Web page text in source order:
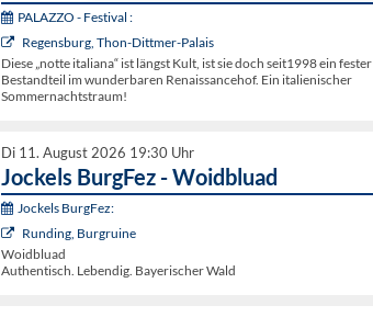
PALAZZO - Festival :
Regensburg, Thon-Dittmer-Palais
Diese „notte italiana“ ist längst Kult, ist sie doch seit1998 ein fester
Bestandteil im wunderbaren Renaissancehof. Ein italienischer
Sommernachtstraum!
Di 11. August 2026 19:30 Uhr
Jockels BurgFez - Woidbluad
Jockels BurgFez:
Runding, Burgruine
Woidbluad
Authentisch. Lebendig. Bayerischer Wald